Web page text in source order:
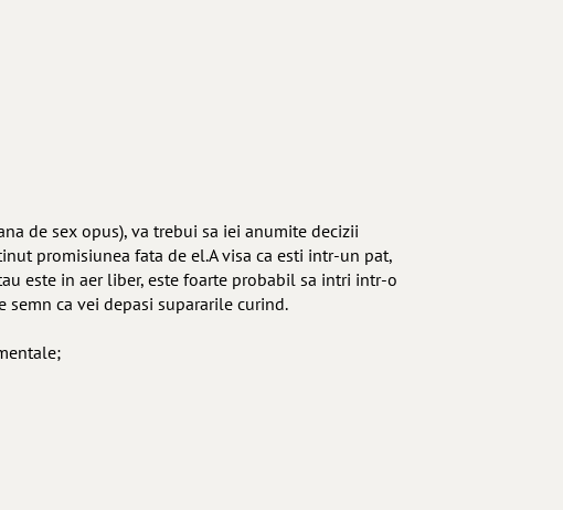
de sex opus), va trebui sa iei anumite decizii
promisiunea fata de el.A visa ca esti intr-un pat,
este in aer liber, este foarte probabil sa intri intr-o
semn ca vei depasi supararile curind.